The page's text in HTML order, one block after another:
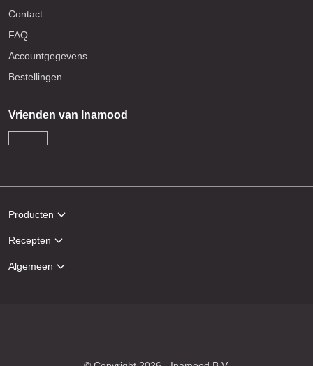
Contact
FAQ
Accountgegevens
Bestellingen
Vrienden van Inamood
Producten
Recepten
Algemeen